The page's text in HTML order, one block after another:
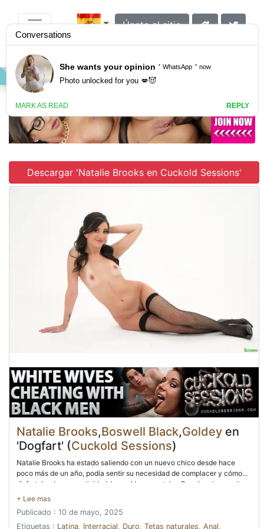
Únete al sitio
VIDEO GALLERY
Descargar 'Natalie Brooks en Cuckold Sessions'
Natalie Brooks,Boswell Black,Goldey en
'Dogfart' (Cuckold Sessions)
Natalie Brooks ha estado saliendo con un nuevo chico desde hace
poco más de un año, podía sentir su necesidad de complacer y cómo
disfrutaba de su asertividad, lo cual le encantaba. Para la primera cita,
él estaba adorando sus pies y la segunda ella tenía su strapon en su
quiere mejorar mucho el juego, así que cuando Pony Boy se arrodilla
ante ella poniéndose las medias y los tacones, ella le cuenta sobre las
Publicado : 10 de mayo, 2025
Etiquetas : Latina, Interracial, Duro, Tetas naturales, Anal,